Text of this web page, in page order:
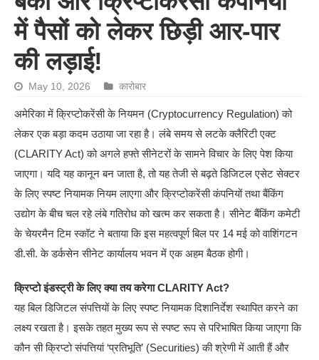
में पैसों को लेकर छिड़ी आर-पार
की लड़ाई!
May 10, 2026 कारोबार
अमेरिका में क्रिप्टोकरेंसी के नियमन (Cryptocurrency Regulation) को
लेकर एक बड़ा कदम उठाया जा रहा है। लंबे समय से लटके क्लैरिटी एक्ट
(CLARITY Act) को अगले हफ्ते सीनेटरों के सामने विचार के लिए पेश किया
जाएगा। यदि यह कानून बन जाता है, तो यह तेजी से बढ़ते डिजिटल एसेट सेक्टर
के लिए स्पष्ट नियामक नियम लाएगा और क्रिप्टोकरेंसी कंपनियों तथा बैंकिंग
उद्योग के बीच चल रहे लंबे गतिरोध को खत्म कर सकता है। सीनेट बैंकिंग कमेटी
के चेयरमैन टिम स्कॉट ने बताया कि इस महत्वपूर्ण बिल पर 14 मई को वाशिंगटन
डी.सी. के डर्कसेन सीनेट कार्यालय भवन में एक अहम बैठक होगी।
क्रिप्टो इंडस्ट्री के लिए क्या तय करेगा CLARITY Act?
यह बिल डिजिटल संपत्तियों के लिए स्पष्ट नियामक दिशानिर्देश स्थापित करने का
लक्ष्य रखता है। इसके तहत मुख्य रूप से स्पष्ट रूप से परिभाषित किया जाएगा कि
कौन सी क्रिप्टो संपत्तियां ‘प्रतिभूति’ (Securities) की श्रेणी में आती हैं और